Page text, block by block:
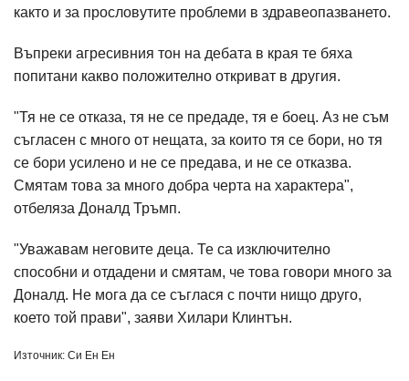
както и за прословутите проблеми в здравеопазването.
Въпреки агресивния тон на дебата в края те бяха
попитани какво положително откриват в другия.
"Тя не се отказа, тя не се предаде, тя е боец. Аз не съм
съгласен с много от нещата, за които тя се бори, но тя
се бори усилено и не се предава, и не се отказва.
Смятам това за много добра черта на характера",
отбеляза Доналд Тръмп.
"Уважавам неговите деца. Те са изключително
способни и отдадени и смятам, че това говори много за
Доналд. Не мога да се съглася с почти нищо друго,
което той прави", заяви Хилари Клинтън.
Източник: Си Ен Ен